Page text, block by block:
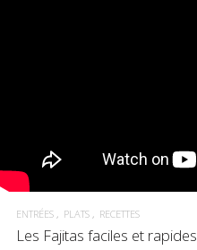
ENTRÉES PLATS RECETTES
Les Fajitas faciles et rapides